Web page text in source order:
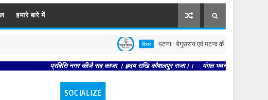
हमारे बारे में
बिहार पटना : बेगूसराय एवं पटना की घटनाओं पर स्वास्थ्य विभाग
प्रबिसि नगर कीजै सब काजा । हृदय राखि कौशलपुर राजा।। -- मंगल भवन अमंगल हारी। द्रवहु
SOCIALIZE